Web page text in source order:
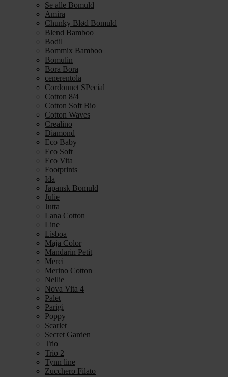
Se alle Bomuld
Amira
Chunky Blød Bomuld
Blend Bamboo
Bodil
Bommix Bamboo
Bomulin
Bora Bora
cenerentola
Cordonnet SPecial
Cotton 8/4
Cotton Soft Bio
Cotton Waves
Crealino
Diamond
Eco Baby
Eco Soft
Eco Vita
Footprints
Ida
Japansk Bomuld
Julie
Jutta
Lana Cotton
Line
Lisboa
Maja Color
Mandarin Petit
Merci
Merino Cotton
Nellie
Nova Vita 4
Palet
Parigi
Poppy
Scarlet
Secret Garden
Trio
Trio 2
Tynn line
Zucchero Filato